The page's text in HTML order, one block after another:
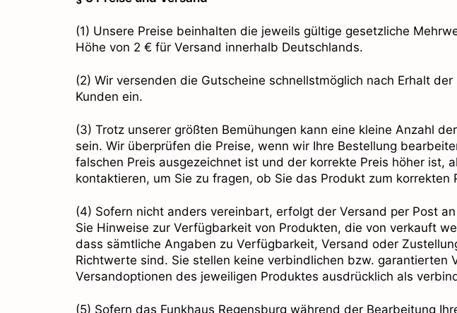
(1) Unsere Preise beinhalten die jeweils gültige gesetzliche
Höhe von 2 € für Versand innerhalb Deutschlands.
(2) Wir versenden die Gutscheine schnellstmöglich nach Erhalt
Kunden ein.
(3) Trotz unserer größten Bemühungen kann eine kleine Anzahl
sein. Wir überprüfen die Preise, wenn wir Ihre Bestellung
falschen Preis ausgezeichnet ist und der korrekte Preis höher ist,
kontaktieren, um Sie zu fragen, ob Sie das Produkt zum
(4) Sofern nicht anders vereinbart, erfolgt der Versand per Post
Sie Hinweise zur Verfügbarkeit von Produkten, die von verkauft
dass sämtliche Angaben zu Verfügbarkeit, Versand oder
Richtwerte sind. Sie stellen keine verbindlichen bzw.
Versandoptionen des jeweiligen Produktes ausdrücklich als
(5) Sofern das Funkhaus Regensburg während der Bearbeitung